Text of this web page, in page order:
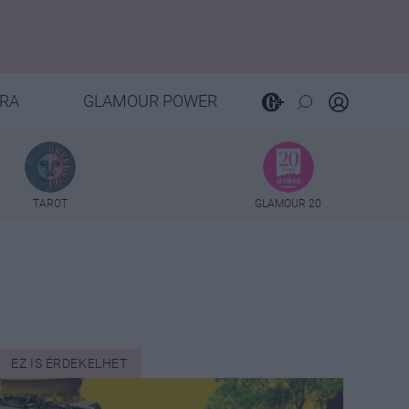
GLAMOUR POWER
TAROT GLAMOUR 20
EZ IS ÉRDEKELHET